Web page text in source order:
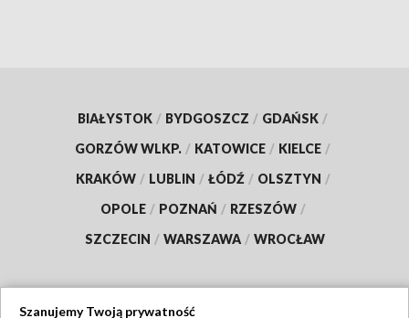
BIAŁYSTOK / BYDGOSZCZ / GDAŃSK /
GORZÓW WLKP. / KATOWICE / KIELCE /
KRAKÓW / LUBLIN / ŁÓDŹ / OLSZTYN /
OPOLE / POZNAŃ / RZESZÓW /
SZCZECIN / WARSZAWA / WROCŁAW
Szanujemy Twoją prywatność